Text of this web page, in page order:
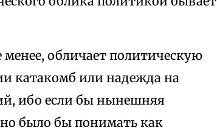
обличает политическую
катакомб или надежда на
ибо если бы нынешняя
было бы понимать как